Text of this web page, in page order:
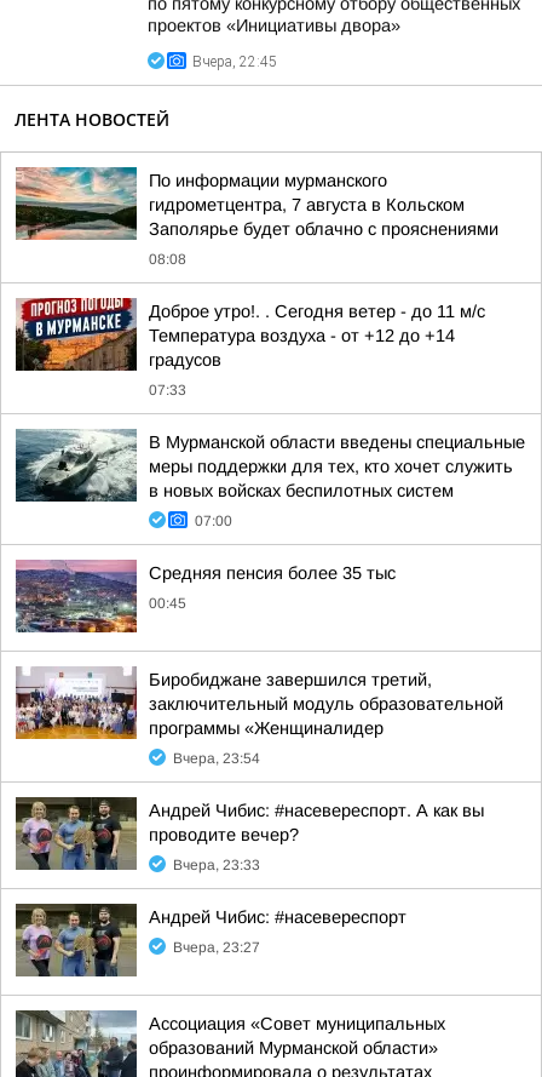
проектов «Инициативы двора»
Вчера, 22:45
ЛЕНТА НОВОСТЕЙ
По информации мурманского
гидрометцентра, 7 августа в Кольском
Заполярье будет облачно с прояснениями
08:08
Доброе утро!. . Сегодня ветер - до 11 м/с
Температура воздуха - от +12 до +14
градусов
07:33
В Мурманской области введены специальные
меры поддержки для тех, кто хочет служить
в новых войсках беспилотных систем
07:00
Средняя пенсия более 35 тыс
00:45
Биробиджане завершился третий,
заключительный модуль образовательной
программы «Женщиналидер
Вчера, 23:54
Андрей Чибис: #насевереспорт. А как вы
проводите вечер?
Вчера, 23:33
Андрей Чибис: #насевереспорт
Вчера, 23:27
Ассоциация «Совет муниципальных
образований Мурманской области»
проинформировала о результатах